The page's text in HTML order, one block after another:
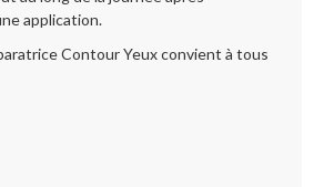
application.
Contour Yeux convient à tous